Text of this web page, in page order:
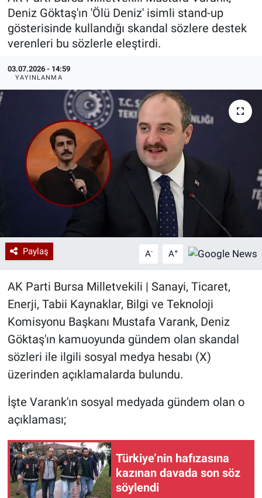
Deniz Göktaş'ın 'Ölü Deniz' isimli stand-up
gösterisinde kullandığı skandal sözlere destek
verenleri bu sözlerle eleştirdi.
03.07.2026 - 14:59
YAYINLANMA
Paylaş A- A+
AK Parti Bursa Milletvekili | Sanayi, Ticaret,
Enerji, Tabii Kaynaklar, Bilgi ve Teknoloji
Komisyonu Başkanı Mustafa Varank, Deniz
Göktaş'ın kamuoyunda gündem olan skandal
sözleri ile ilgili sosyal medya hesabı (X)
üzerinden açıklamalarda bulundu.
İşte Varank'ın sosyal medyada gündem olan o
açıklaması;
Türkiye’nin hafızasına
kazınan davada son söz
söylendi
Özel Haberler
Yazarlar
Dünya
Medya
Özel Haberler
Erişim Bilgileri
Sağlık
Teknoloji
Ramazan
Haber Arşivi